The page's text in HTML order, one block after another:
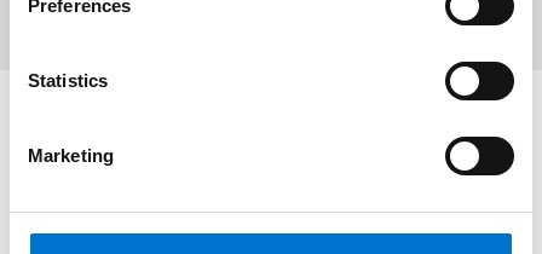
Preferences
Statistics
Marketing¿Tienes un proyecto en mente?
Solicitar presupuesto